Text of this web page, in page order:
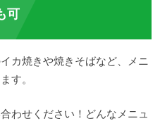
可
カ焼きや焼きそばなど、メニ
す。
わせください！どんなメニュ